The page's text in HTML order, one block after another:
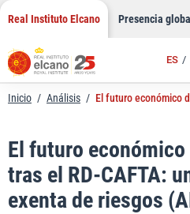
Saltar
contenido
Real Instituto Elcano Presencia global
ES
Inicio / Análisis / El futuro económico
El futuro
tras el RD-CAFTA:
exenta de riesgos